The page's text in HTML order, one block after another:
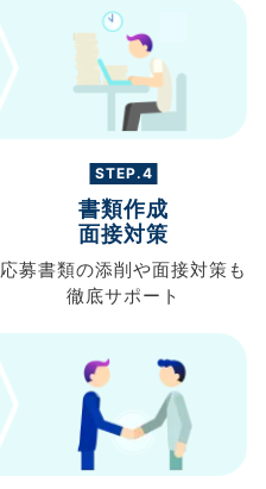
STEP.4
書類作成
面接対策
応募書類の添削や面接対策も
徹底サポート